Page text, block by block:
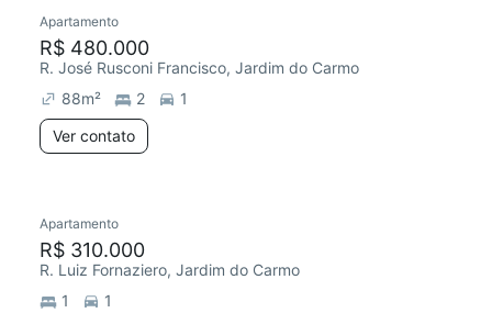
Apartamento
R$ 480.000
R. José Rusconi Francisco, Jardim do Carmo
88m² 2
1
Ver contato
Apartamento
R$ 310.000
R. Luiz Fornaziero, Jardim do Carmo
1
1